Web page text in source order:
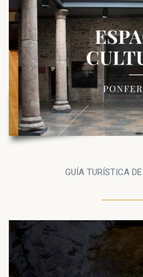
GUÍA TURÍSTICA